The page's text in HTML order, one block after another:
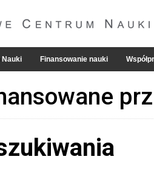
Nauki Finansowanie nauki